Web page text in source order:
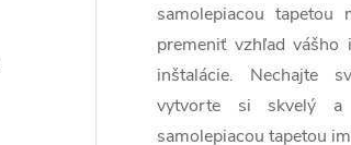
samolepiacou tapetou
premeniť vzhľad
inštalácie. Nechajte
vytvorte si skvelý
samolepiacou tapetou